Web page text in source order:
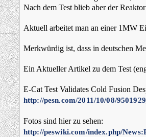
Nach dem Test blieb aber der
Aktuell arbeitet man an einer 1MW
Merkwürdig ist, dass in deutschen
Ein Aktueller Artikel zu dem Test
E-Cat Test Validates Cold Fusion
http://pesn.com/2011/10/08/
Fotos sind hier zu sehen:
http://peswiki.com/index.php/